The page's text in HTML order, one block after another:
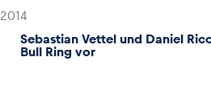
2014
Sebastian Vettel und Daniel
Bull Ring vor